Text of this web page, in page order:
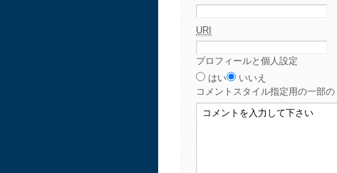
URI
プロフィールと個人設定
はい
いいえ
コメント スタイル指定用の一部の